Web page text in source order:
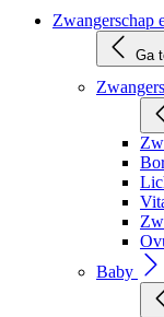
Zwangerschap
Ga
Baby